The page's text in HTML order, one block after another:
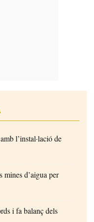
l’instal·lació de
mines d’aigua per
i fa balanç dels